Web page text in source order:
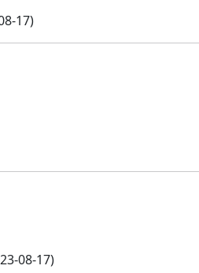
17)
08-17)